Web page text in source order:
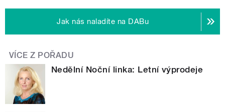
Jak nás naladíte na DABu
VÍCE Z POŘADU
Nedělní Noční linka: Letní výprodeje